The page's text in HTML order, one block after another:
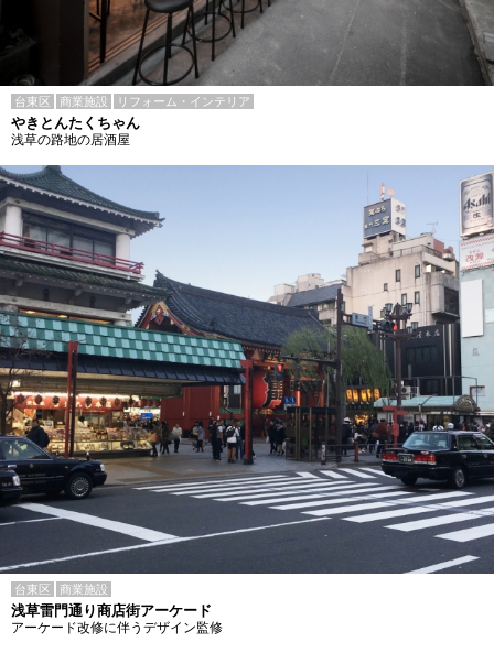
台東区 商業施設 リフォーム・インテリア
やきとんたくちゃん
浅草の路地の居酒屋
台東区 商業施設
浅草雷門通り商店街アーケード
アーケード改修に伴うデザイン監修